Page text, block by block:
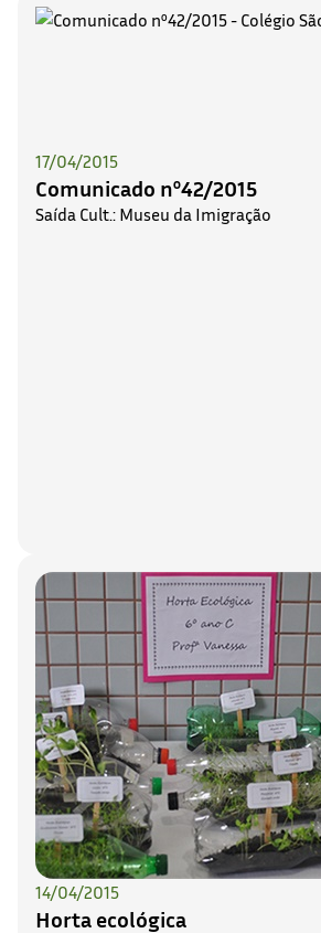
17/04/2015
Comunicado nº42/2015
Saída Cult.: Museu da Imigração
14/04/2015
Horta ecológica